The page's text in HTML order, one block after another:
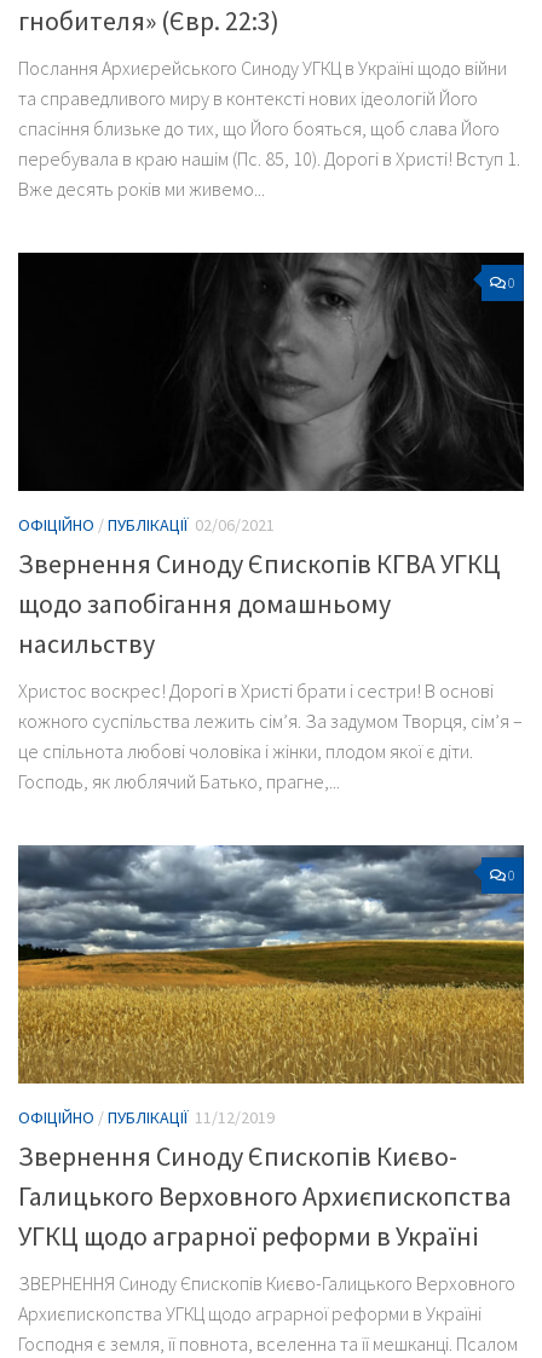
гнобителя» (Євр. 22:3)
Послання Архиєрейського Синоду УГКЦ в Україні щодо війни
та справедливого миру в контексті нових ідеологій Його
спасіння близьке до тих, що Його бояться, щоб слава Його
перебувала в краю нашім (Пс. 85, 10). Дорогі в Христі! Вступ 1.
Вже десять років ми живемо...
0
ОФІЦІЙНО /ПУБЛІКАЦІЇ 02/06/2021
Звернення Синоду Єпископів КГВА УГКЦ
щодо запобігання домашньому
насильству
Христос воскрес! Дорогі в Христі брати і сестри! В основі
кожного суспільства лежить сім’я. За задумом Творця, сім’я –
це спільнота любові чоловіка і жінки, плодом якої є діти.
Господь, як люблячий Батько, прагне,...
0
ОФІЦІЙНО /ПУБЛІКАЦІЇ 11/12/2019
Звернення Синоду Єпископів Києво-
Галицького Верховного Архиєпископства
УГКЦ щодо аграрної реформи в Україні
ЗВЕРНЕННЯ Синоду Єпископів Києво-Галицького Верховного
Архиєпископства УГКЦ щодо аграрної реформи в Україні
Господня є земля, її повнота, вселенна та її мешканці. Псалом